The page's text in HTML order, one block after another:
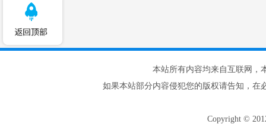
本站所有内容均来自互联网，
如果本站部分内容侵犯您的版权请告知，在
Copyright ©